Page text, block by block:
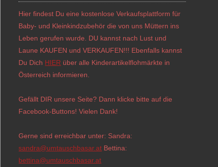
Hier findest Du eine kostenlose Verkaufsplattform für
Baby- und Kleinkindzubehör die von uns Müttern ins
Leben gerufen wurde. DU kannst nach Lust und
Laune KAUFEN und VERKAUFEN!!! Ebenfalls kannst
Du Dich HIER über alle Kinderartikelflohmärkte in
Österreich informieren.
Gefällt DIR unsere Seite? Dann klicke bitte auf die
Facebook-Buttons! Vielen Dank!
Gerne sind erreichbar unter: Sandra:
sandra@umtauschbasar.at Bettina:
bettina@umtauschbasar.at